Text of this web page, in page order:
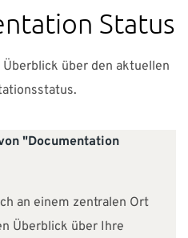
Status
über den aktuellen
"Documentation
an einem zentralen Ort
Überblick über Ihre